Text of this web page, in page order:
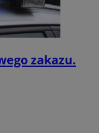
zakazu.